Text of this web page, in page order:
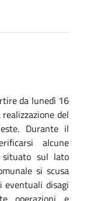
da lunedì 16
realizzazione del
. Durante il
alcune
situato sul lato
siscusa
eventualidisagi